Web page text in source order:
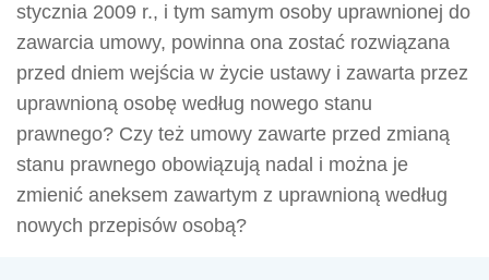
stycznia 2009 r., i tym samym osoby uprawnionej do
zawarcia umowy, powinna ona zostać rozwiązana
przed dniem wejścia w życie ustawy i zawarta przez
uprawnioną osobę według nowego stanu
prawnego? Czy też umowy zawarte przed zmianą
stanu prawnego obowiązują nadal i można je
zmienić aneksem zawartym z uprawnioną według
nowych przepisów osobą?